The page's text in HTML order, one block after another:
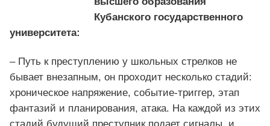
Кубанского государственного
университета:
– Путь к преступлению у школьных стрелков не
бывает внезапным, он проходит несколько стадий:
хроническое напряжение, событие-триггер, этап
фантазий и планирования, атака. На каждой из этих